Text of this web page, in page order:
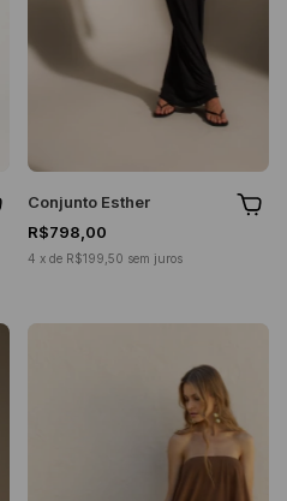
Conjunto Esther
R$798,00
4 x de R$199,50 sem juros